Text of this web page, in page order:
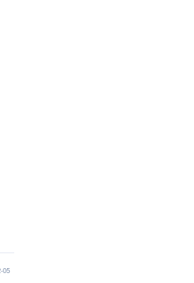
05